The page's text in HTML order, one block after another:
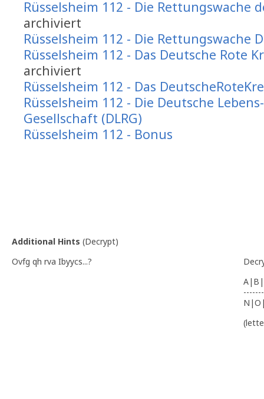
Rüsselsheim 112 - Die Rettungswache
archiviert
Rüsselsheim 112 - Die Rettungswache
Rüsselsheim 112 - Das Deutsche Rote
archiviert
Rüsselsheim 112 - Das
Rüsselsheim 112 - Die Deutsche
Gesellschaft (DLRG)
Rüsselsheim 112 - Bonus
Additional Hints (Decrypt)
Ovfg qh rva Ibyycs...?